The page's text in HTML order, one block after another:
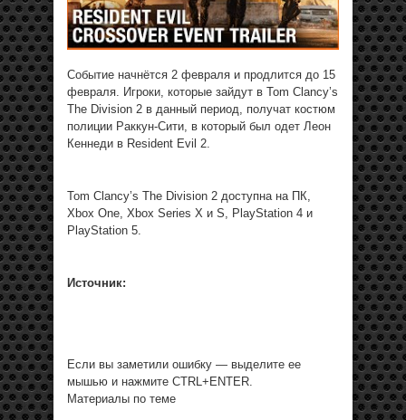
Событие начнётся 2 февраля и продлится до 15
февраля. Игроки, которые зайдут в Tom Clancy’s
The Division 2 в данный период, получат костюм
полиции Раккун-Сити, в который был одет Леон
Кеннеди в Resident Evil 2.
Tom Clancy’s The Division 2 доступна на ПК,
Xbox One, Xbox Series X и S, PlayStation 4 и
PlayStation 5.
Источник:
Если вы заметили ошибку — выделите ее
мышью и нажмите CTRL+ENTER.
Материалы по теме